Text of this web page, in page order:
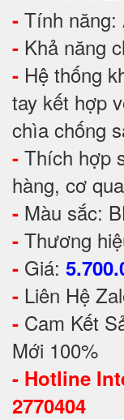
- Tính năng:
- Khả năng
- Hệ thống
tay kết hợp
chìa chống
- Thích hợp
hàng, cơ
- Màu sắc:
- Thương
- Giá:
- Liên Hệ
- Cam Kết
Mới 100%
- Hotline
2770404